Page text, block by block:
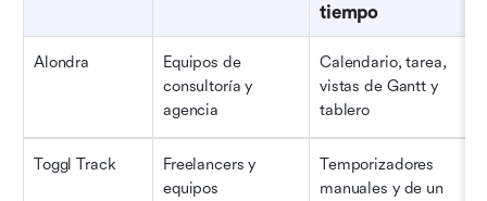
tiempo
Alondra
Equipos de
consultoría y
agencia
Calendario, tarea,
vistas de Gantt y
tablero
Toggl Track
Freelancers y
equipos
Temporizadores
manuales y de un